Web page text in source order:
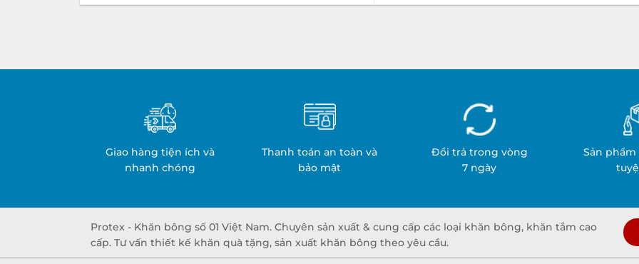
Giao hàng tiện ích và
nhanh chóng
Thanh toán an toàn và
bảo mật
Đổi trả trong vòng
7 ngày
Sản
Protex - Khăn bông số 01 Việt Nam. Chuyên sản xuất & cung cấp các loại khăn bông, khăn tắm cao
cấp. Tư vấn thiết kế khăn quà tặng, sản xuất khăn bông theo yêu cầu.